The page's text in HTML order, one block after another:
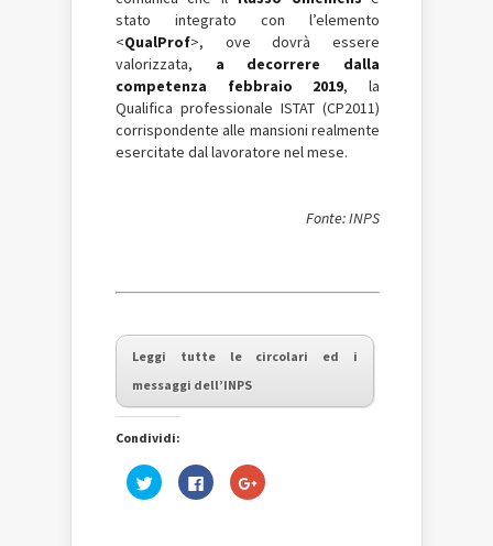
stato integrato con l’elemento
<QualProf>, ove dovrà essere
valorizzata, a decorrere dalla
competenza febbraio 2019, la
Qualifica professionale ISTAT (CP2011)
corrispondente alle mansioni realmente
esercitate dal lavoratore nel mese.
Fonte: INPS
Leggi tutte le circolari ed i
messaggi dell’INPS
Condividi:
Fai
clic
Fai
clic
Fai
clic